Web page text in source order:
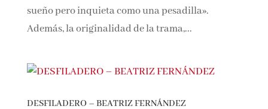
sueño pero inquieta como una pesadilla».
Además, la originalidad de la trama,...
DESFILADERO – BEATRIZ FERNÁNDEZ